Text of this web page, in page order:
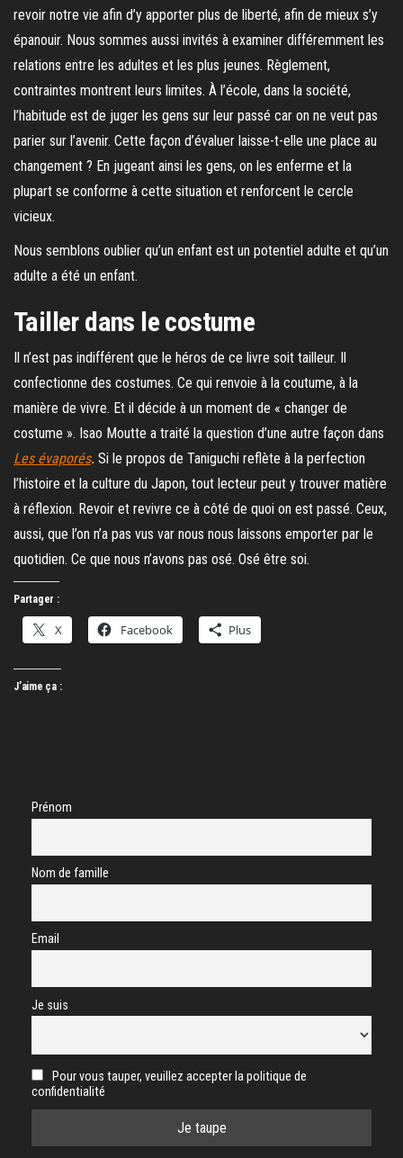
revoir notre vie afin d’y apporter plus de liberté, afin de mieux s’y
épanouir. Nous sommes aussi invités à examiner différemment les
relations entre les adultes et les plus jeunes. Règlement,
contraintes montrent leurs limites. À l’école, dans la société,
l’habitude est de juger les gens sur leur passé car on ne veut pas
parier sur l’avenir. Cette façon d’évaluer laisse-t-elle une place au
changement ? En jugeant ainsi les gens, on les enferme et la
plupart se conforme à cette situation et renforcent le cercle
vicieux.
Nous semblons oublier qu’un enfant est un potentiel adulte et qu’un
adulte a été un enfant.
Tailler dans le costume
Il n’est pas indifférent que le héros de ce livre soit tailleur. Il
confectionne des costumes. Ce qui renvoie à la coutume, à la
manière de vivre. Et il décide à un moment de « changer de
costume ». Isao Moutte a traité la question d’une autre façon dans
Les évaporés. Si le propos de Taniguchi reflète à la perfection
l’histoire et la culture du Japon, tout lecteur peut y trouver matière
à réflexion. Revoir et revivre ce à côté de quoi on est passé. Ceux,
aussi, que l’on n’a pas vus var nous nous laissons emporter par le
quotidien. Ce que nous n’avons pas osé. Osé être soi.
Partager :
X Facebook Plus
J’aime ça :
Prénom
Nom de famille
Email
Je suis
Pour vous tauper, veuillez accepter la politique de
confidentialité